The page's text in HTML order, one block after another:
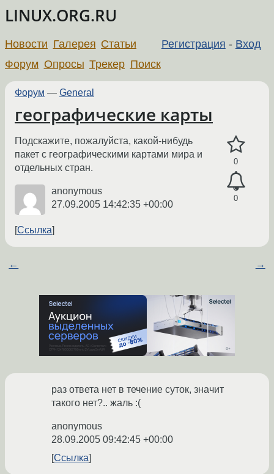
LINUX.ORG.RU
Регистрация - Вход
Новости Галерея Статьи
Форум Опросы Трекер Поиск
Форум — General
географические карты
0
0
Подскажите, пожалуйста, какой-нибудь
пакет с географическими картами мира и
отдельных стран.
anonymous
27.09.2005 14:42:35 +00:00
Ссылка
← →
раз ответа нет в течение суток, значит
такого нет?.. жаль :(
anonymous
28.09.2005 09:42:45 +00:00
Ссылка